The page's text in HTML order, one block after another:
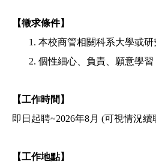
【徵求條件】
1. 本校商管相關科系大學或
2. 個性細心、負責、願意學習
【工作時間】
即日起聘~2026年8月 (可視情況續
【工作地點】